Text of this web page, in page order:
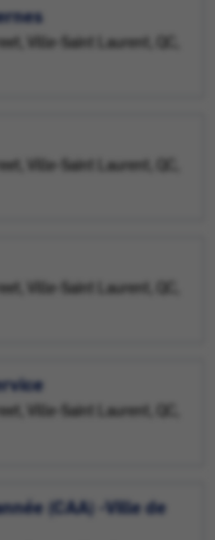
Ville-Saint Laurent, QC,
Ville-Saint Laurent, QC,
Ville-Saint Laurent, QC,
Ville-Saint Laurent, QC,
(CAA) -Ville de